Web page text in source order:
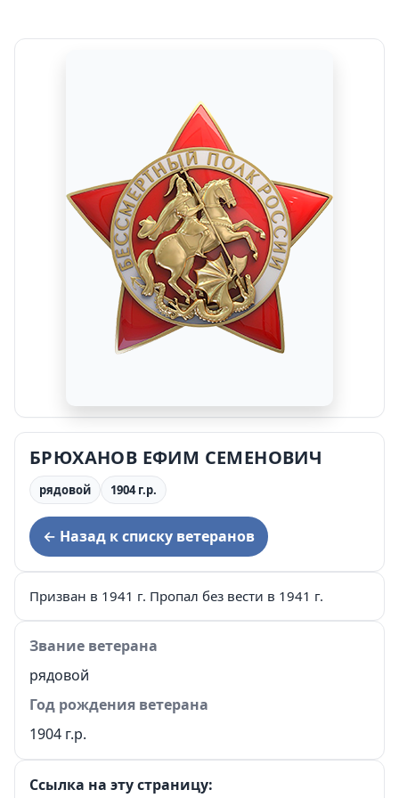
БРЮХАНОВ ЕФИМ СЕМЕНОВИЧ
рядовой 1904 г.р.
← Назад к списку ветеранов
Призван в 1941 г. Пропал без вести в 1941 г.
Звание ветерана
рядовой
Год рождения ветерана
1904 г.р.
Ссылка на эту страницу: